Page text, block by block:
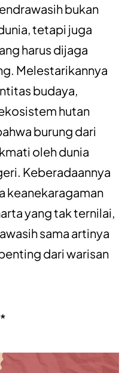
bukan
tetapi juga
harus dijaga
Melestarikannya
budaya,
hutan
burung dari
oleh dunia
Keberadaannya
keanekaragaman
yang tak ternilai,
sama artinya
dari warisan